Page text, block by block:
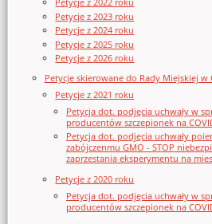
Petycje z 2023 roku
Petycje z 2024 roku
Petycje z 2025 roku
Petycje z 2026 roku
Petycje skierowane do Rady Miejskiej w
Petycje z 2021 roku
Petycja dot. podjęcia uchwały w
producentów szczepionek na
Petycja dot. podjęcia uchwały
zabójczenmu GMO - STOP
zaprzestania eksperymentu na
Petycje z 2020 roku
Petycja dot. podjęcia uchwały w
producentów szczepionek na